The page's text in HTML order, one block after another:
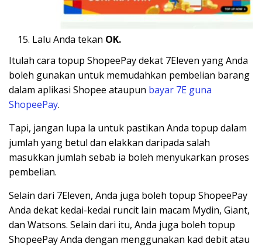
Lalu Anda tekan OK.
Itulah cara topup ShopeePay dekat 7Eleven yang Anda
boleh gunakan untuk memudahkan pembelian barang
dalam aplikasi Shopee ataupun bayar 7E guna
ShopeePay.
Tapi, jangan lupa la untuk pastikan Anda topup dalam
jumlah yang betul dan elakkan daripada salah
masukkan jumlah sebab ia boleh menyukarkan proses
pembelian.
Selain dari 7Eleven, Anda juga boleh topup ShopeePay
Anda dekat kedai-kedai runcit lain macam Mydin, Giant,
dan Watsons. Selain dari itu, Anda juga boleh topup
ShopeePay Anda dengan menggunakan kad debit atau